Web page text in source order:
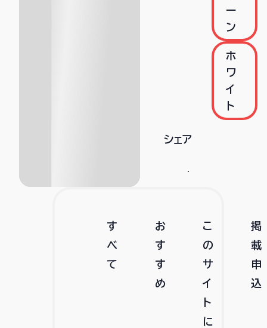
ー
ン
ホ
ワ
イ
ト
シェア
す
べ
て
お
す
す
め
こ
の
サ
イ
ト
に
掲
載
申
込